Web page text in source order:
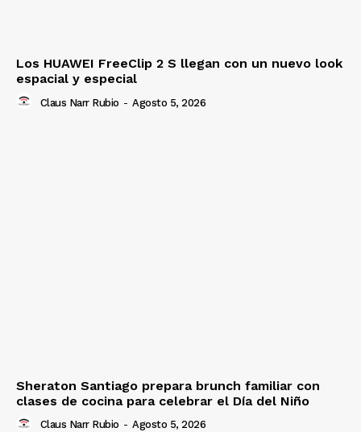
Los HUAWEI FreeClip 2 S llegan con un nuevo look
espacial y especial
Claus Narr Rubio - Agosto 5, 2026
Sheraton Santiago prepara brunch familiar con
clases de cocina para celebrar el Día del Niño
Claus Narr Rubio - Agosto 5, 2026